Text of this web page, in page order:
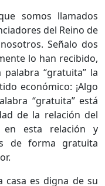
somos llamados
del Reino de
Señalo dos
lo han recibido,
“gratuita” la
económico: ¡Algo
“gratuita” está
de la relación del
en esta relación y
de forma gratuita
casa es digna de su